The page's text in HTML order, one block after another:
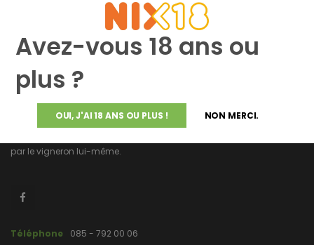
Avez-vous 18 ans ou
plus ?
OUI, J'AI 18 ANS OU PLUS ! NON MERCI.
Altijddebestewijn.nl ne propose que des vins de qualité supérieure
par le vigneron lui-même.
Téléphone 085 - 792 00 06